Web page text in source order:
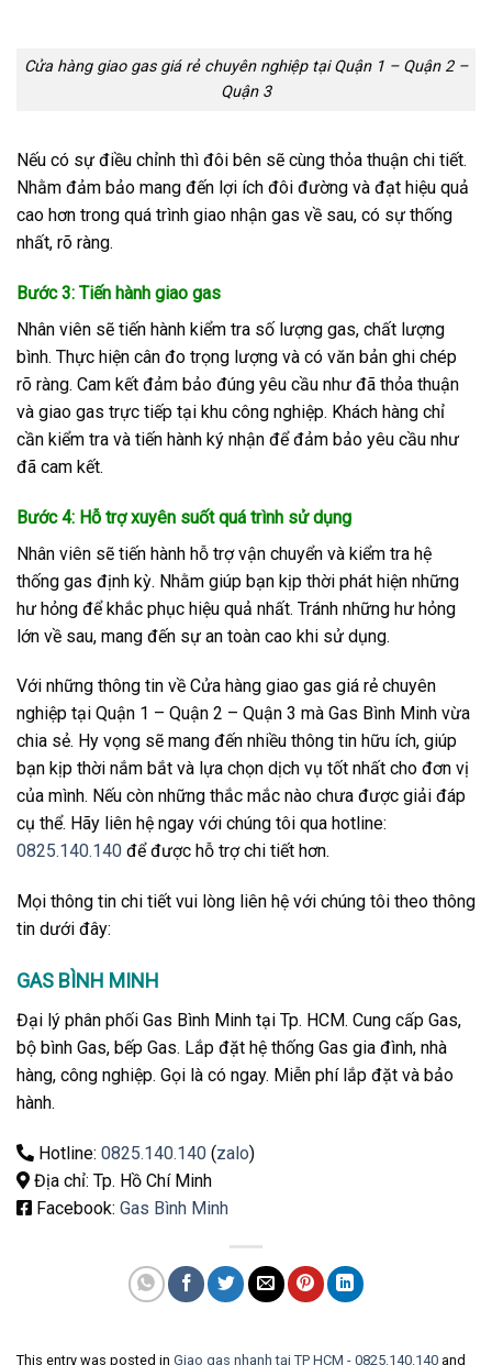
Cửa hàng giao gas giá rẻ chuyên nghiệp tại Quận 1 – Quận 2 –
Quận 3
Nếu có sự điều chỉnh thì đôi bên sẽ cùng thỏa thuận chi tiết.
Nhằm đảm bảo mang đến lợi ích đôi đường và đạt hiệu quả
cao hơn trong quá trình giao nhận gas về sau, có sự thống
nhất, rõ ràng.
Bước 3: Tiến hành giao gas
Nhân viên sẽ tiến hành kiểm tra số lượng gas, chất lượng
bình. Thực hiện cân đo trọng lượng và có văn bản ghi chép
rõ ràng. Cam kết đảm bảo đúng yêu cầu như đã thỏa thuận
và giao gas trực tiếp tại khu công nghiệp. Khách hàng chỉ
cần kiểm tra và tiến hành ký nhận để đảm bảo yêu cầu như
đã cam kết.
Bước 4: Hỗ trợ xuyên suốt quá trình sử dụng
Nhân viên sẽ tiến hành hỗ trợ vận chuyển và kiểm tra hệ
thống gas định kỳ. Nhằm giúp bạn kịp thời phát hiện những
hư hỏng để khắc phục hiệu quả nhất. Tránh những hư hỏng
lớn về sau, mang đến sự an toàn cao khi sử dụng.
Với những thông tin về Cửa hàng giao gas giá rẻ chuyên
nghiệp tại Quận 1 – Quận 2 – Quận 3 mà Gas Bình Minh vừa
chia sẻ. Hy vọng sẽ mang đến nhiều thông tin hữu ích, giúp
bạn kịp thời nắm bắt và lựa chọn dịch vụ tốt nhất cho đơn vị
của mình. Nếu còn những thắc mắc nào chưa được giải đáp
cụ thể. Hãy liên hệ ngay với chúng tôi qua hotline:
0825.140.140 để được hỗ trợ chi tiết hơn.
Mọi thông tin chi tiết vui lòng liên hệ với chúng tôi theo thông
tin dưới đây:
GAS BÌNH MINH
Đại lý phân phối Gas Bình Minh tại Tp. HCM. Cung cấp Gas,
bộ bình Gas, bếp Gas. Lắp đặt hệ thống Gas gia đình, nhà
hàng, công nghiệp. Gọi là có ngay. Miễn phí lắp đặt và bảo
hành.
Hotline: 0825.140.140 (zalo)
Địa chỉ: Tp. Hồ Chí Minh
Facebook: Gas Bình Minh
This entry was posted in Giao gas nhanh tại TP HCM - 0825.140.140 and